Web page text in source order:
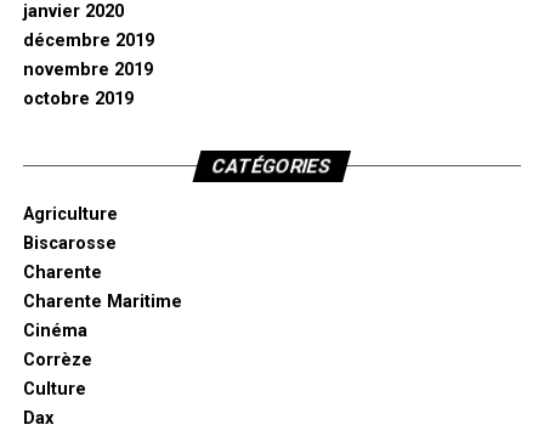
janvier 2020
décembre 2019
novembre 2019
octobre 2019
CATÉGORIES
Agriculture
Biscarosse
Charente
Charente Maritime
Cinéma
Corrèze
Culture
Dax